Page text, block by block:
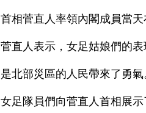
首相菅直人率領內閣成員當
菅直人表示，女足姑娘們的
是北部災區的人民帶來了勇
女足隊員們向菅直人首相展